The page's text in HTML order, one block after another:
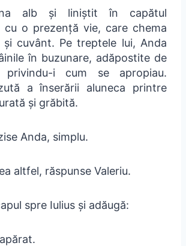
alb și liniștit în capătul
cu o prezență vie, care chema
și cuvânt. Pe treptele lui, Anda
în buzunare, adăpostite de
privindu-i cum se apropiau.
a înserării aluneca printre
și grăbită.
Anda, simplu.
altfel, răspunse Valeriu.
spre Iulius și adăugă: